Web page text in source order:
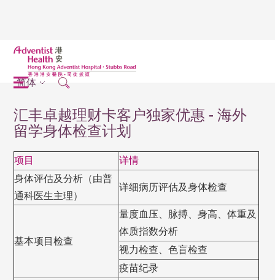
简体
汇丰卓越理财卡客户独家优惠 - 海外
留学身体检查计划
项目
详情
身体评估及分析（由普
通科医生主理）
详细病历评估及身体检查
基本项目检查
量度血压、脉搏、身高、体重及
体质指数分析
视力检查、色盲检查
疫苗纪录